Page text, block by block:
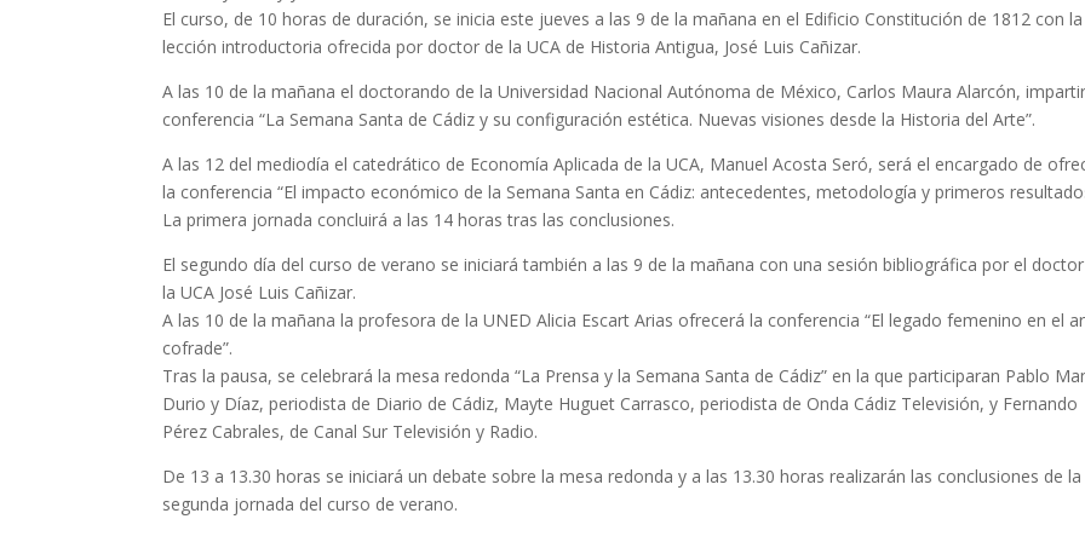
El curso, de 10 horas de duración, se inicia este jueves a las 9 de la mañana en el Edificio Constitución de 1812 con la
lección introductoria ofrecida por doctor de la UCA de Historia Antigua, José Luis Cañizar.
A las 10 de la mañana el doctorando de la Universidad Nacional Autónoma de México, Carlos Maura Alarcón,
conferencia “La Semana Santa de Cádiz y su configuración estética. Nuevas visiones desde la Historia del Arte”.
A las 12 del mediodía el catedrático de Economía Aplicada de la UCA, Manuel Acosta Seró, será el encargado de
la conferencia “El impacto económico de la Semana Santa en Cádiz: antecedentes, metodología y primeros
La primera jornada concluirá a las 14 horas tras las conclusiones.
El segundo día del curso de verano se iniciará también a las 9 de la mañana con una sesión bibliográfica por el
la UCA José Luis Cañizar.
A las 10 de la mañana la profesora de la UNED Alicia Escart Arias ofrecerá la conferencia “El legado femenino en el
cofrade”.
Tras la pausa, se celebrará la mesa redonda “La Prensa y la Semana Santa de Cádiz” en la que participaran Pablo
Durio y Díaz, periodista de Diario de Cádiz, Mayte Huguet Carrasco, periodista de Onda Cádiz Televisión, y Fernando
Pérez Cabrales, de Canal Sur Televisión y Radio.
De 13 a 13.30 horas se iniciará un debate sobre la mesa redonda y a las 13.30 horas realizarán las conclusiones de la
segunda jornada del curso de verano.